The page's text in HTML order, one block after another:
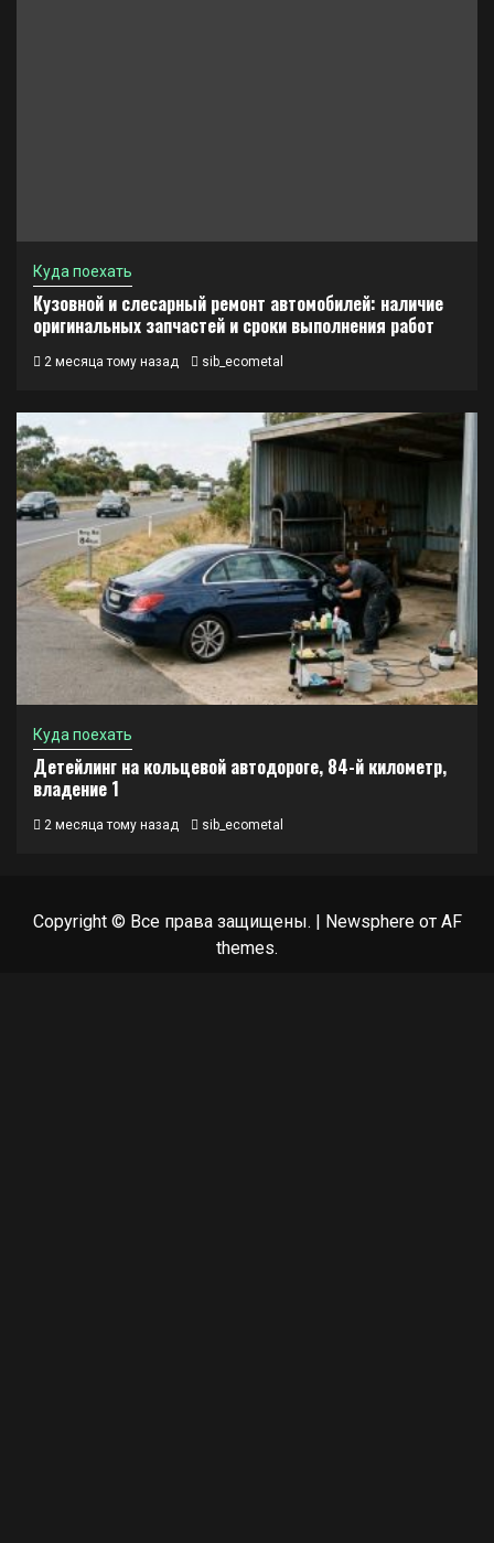
Куда поехать
Кузовной и слесарный ремонт автомобилей: наличие
оригинальных запчастей и сроки выполнения работ
2 месяца тому назад sib_ecometal
Куда поехать
Детейлинг на кольцевой автодороге, 84-й километр,
владение 1
2 месяца тому назад sib_ecometal
Copyright © Все права защищены. | Newsphereот AF
themes.